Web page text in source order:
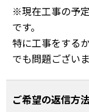
※現在工事の予
です。
特に工事をする
でも問題ございま
ご希望の返信方